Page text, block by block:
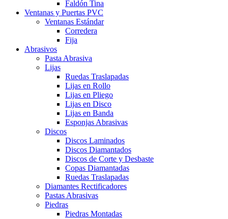
Faldón Tina
Ventanas y Puertas PVC
Ventanas Estándar
Corredera
Fija
Abrasivos
Pasta Abrasiva
Lijas
Ruedas Traslapadas
Lijas en Rollo
Lijas en Pliego
Lijas en Disco
Lijas en Banda
Esponjas Abrasivas
Discos
Discos Laminados
Discos Diamantados
Discos de Corte y Desbaste
Copas Diamantadas
Ruedas Traslapadas
Diamantes Rectificadores
Pastas Abrasivas
Piedras
Piedras Montadas